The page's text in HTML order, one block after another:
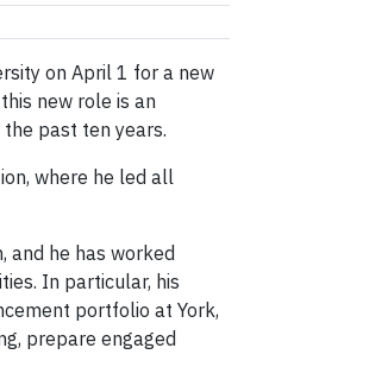
on April 1 for a new
new role is an
past ten years.
where he led all
and he has worked
In particular, his
portfolio at York,
prepare engaged